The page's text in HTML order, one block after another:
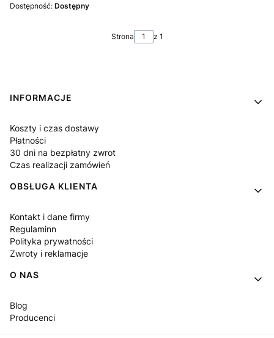
Dostępność: Dostępny
Strona z 1
Linki w stopce
INFORMACJE
Koszty i czas dostawy
Płatności
30 dni na bezpłatny zwrot
Czas realizacji zamówień
OBSŁUGA KLIENTA
Kontakt i dane firmy
Regulaminn
Polityka prywatności
Zwroty i reklamacje
O NAS
Blog
Producenci